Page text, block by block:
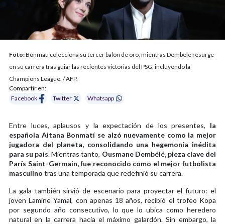
Foto:Bonmatí colecciona su tercer balón de oro, mientras Dembele resurge
en su carrera tras guiar las recientes victorias del PSG, incluyendo la
Champions League. / AFP.
Compartir en:
Facebook
Twitter Whatsapp
Entre luces, aplausos y la expectación de los presentes, la
española Aitana Bonmatí se alzó nuevamente como la mejor
jugadora del planeta, consolidando una hegemonía inédita
para su país. Mientras tanto, Ousmane Dembélé, pieza clave del
París Saint-Germain, fue reconocido como el mejor futbolista
masculino tras una temporada que redefinió su carrera.
La gala también sirvió de escenario para proyectar el futuro: el
joven Lamine Yamal, con apenas 18 años, recibió el trofeo Kopa
por segundo año consecutivo, lo que lo ubica como heredero
natural en la carrera hacia el máximo galardón. Sin embargo, la